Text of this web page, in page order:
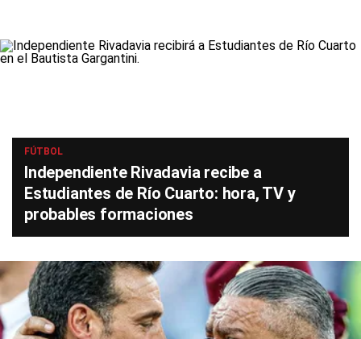
FÚTBOL
Independiente Rivadavia recibe a
Estudiantes de Río Cuarto: hora, TV y
probables formaciones